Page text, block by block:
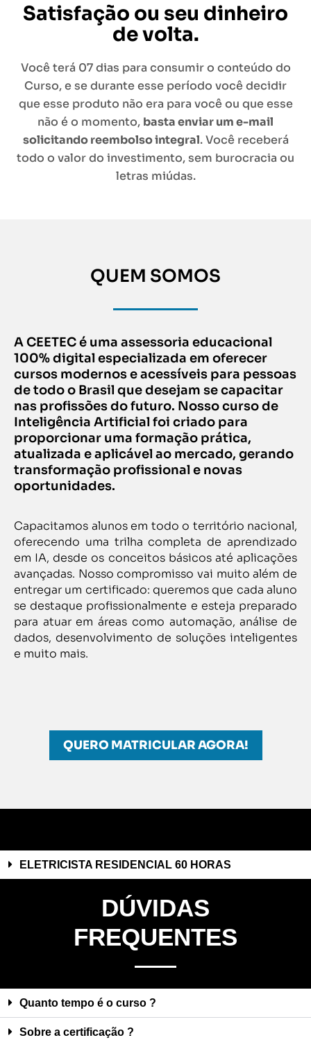
Satisfação ou seu dinheiro
de volta.
Você terá 07 dias para consumir o conteúdo do
Curso, e se durante esse período você decidir
que esse produto não era para você ou que esse
não é o momento, basta enviar um e-mail
solicitando reembolso integral. Você receberá
todo o valor do investimento, sem burocracia ou
letras miúdas.
QUEM SOMOS
A CEETEC é uma assessoria educacional
100% digital especializada em oferecer
cursos modernos e acessíveis para pessoas
de todo o Brasil que desejam se capacitar
nas profissões do futuro. Nosso curso de
Inteligência Artificial foi criado para
proporcionar uma formação prática,
atualizada e aplicável ao mercado, gerando
transformação profissional e novas
oportunidades.
Capacitamos alunos em todo o território nacional,
oferecendo uma trilha completa de aprendizado
em IA, desde os conceitos básicos até aplicações
avançadas. Nosso compromisso vai muito além de
entregar um certificado: queremos que cada aluno
se destaque profissionalmente e esteja preparado
para atuar em áreas como automação, análise de
dados, desenvolvimento de soluções inteligentes
e muito mais.
QUERO MATRICULAR AGORA!
ELETRICISTA RESIDENCIAL 60 HORAS
DÚVIDAS
FREQUENTES
Quanto tempo é o curso ?
Sobre a certificação ?